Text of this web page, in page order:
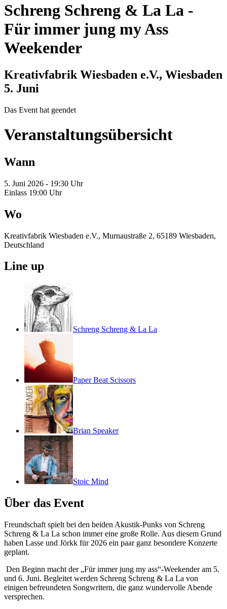
Schreng Schreng & La La -
Für immer jung my Ass
Weekender
Kreativfabrik Wiesbaden e.V., Wiesbaden
5. Juni
Das Event hat geendet
Veranstaltungsübersicht
Wann
5. Juni 2026 - 19:30 Uhr
Einlass 19:00 Uhr
Wo
Kreativfabrik Wiesbaden e.V., Murnaustraße 2, 65189 Wiesbaden,
Deutschland
Line up
Schreng Schreng & La La
Paper Beat Scissors
Brian Speaker
Stoic Mind
Über das Event
Freundschaft spielt bei den beiden Akustik-Punks von Schreng
Schreng & La La schon immer eine große Rolle. Aus diesem Grund
haben Lasse und Jörkk für 2026 ein paar ganz besondere Konzerte
geplant.
Den Beginn macht der „Für immer jung my ass“-Weekender am 5.
und 6. Juni. Begleitet werden Schreng Schreng & La La von
einigen befreundeten Songwritern, die ganz wundervolle Abende
versprechen.